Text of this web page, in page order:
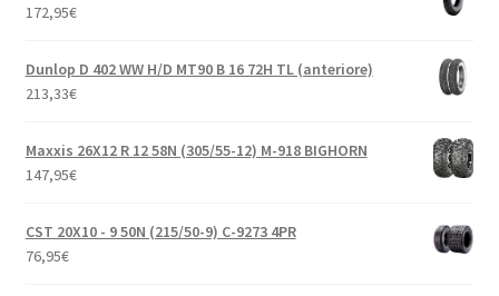
172,95€
Dunlop D 402 WW H/D MT90 B 16 72H TL (anteriore)
213,33€
Maxxis 26X12 R 12 58N (305/55-12) M-918 BIGHORN
147,95€
CST 20X10 - 9 50N (215/50-9) C-9273 4PR
76,95€